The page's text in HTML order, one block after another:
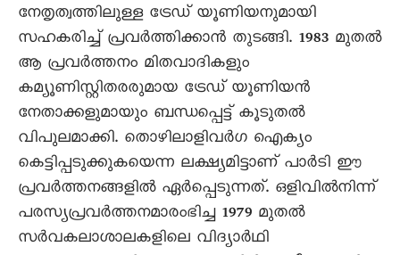
നേതൃത്വത്തിലുള്ള ട്രേഡ് യൂണിയനുമായി
സഹകരിച്ച് പ്രവര്‍ത്തിക്കാന്‍ തുടങ്ങി. 1983 മുതല്‍
ആ പ്രവര്‍ത്തനം മിതവാദികളും
കമ്യൂണിസ്റ്റിതരരുമായ ട്രേഡ് യൂണിയന്‍
നേതാക്കളുമായും ബന്ധപ്പെട്ട് കൂടുതല്‍
വിപുലമാക്കി. തൊഴിലാളിവര്‍ഗ ഐക്യം
കെട്ടിപ്പടുക്കുകയെന്ന ലക്ഷ്യമിട്ടാണ് പാര്‍ടി ഈ
പ്രവര്‍ത്തനങ്ങളില്‍ ഏര്‍പ്പെടുന്നത്. ഒളിവില്‍നിന്ന്
പരസ്യപ്രവര്‍ത്തനമാരംഭിച്ച 1979 മുതല്‍
സര്‍വകലാശാലകളിലെ വിദ്യാര്‍ഥി